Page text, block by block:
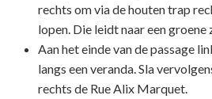
rechts om via de houten trap
lopen. Die leidt naar een groene
Aan het einde van de passage
langs een veranda. Sla
rechts de Rue Alix Marquet.